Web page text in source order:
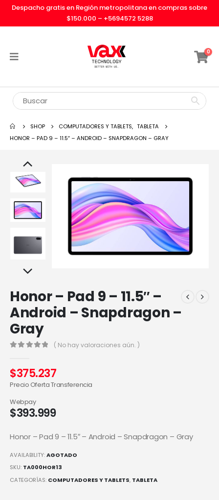
Despacho gratis en Región metropolitana en compras sobre
$150.000 – +5694572 5288
0
SHOP COMPUTADORES Y TABLETS, TABLETA
HONOR – PAD 9 – 11.5″ – ANDROID – SNAPDRAGON – GRAY
Honor – Pad 9 – 11.5″ –
Android – Snapdragon –
Gray
( No hay valoraciones aún. )
$375.237
Precio Oferta Transferencia
$393.999
Webpay
Honor – Pad 9 – 11.5″ – Android – Snapdragon – Gray
AVAILABILITY:AGOTADO
SKU: TA000HOR13
CATEGORÍAS: COMPUTADORES Y TABLETS, TABLETA